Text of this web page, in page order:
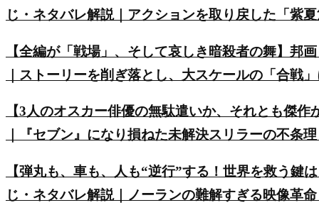
じ・ネタバレ解説｜アクションを取り戻した「紫
【全編が「戦場」、そして哀しき暗殺者の舞】邦
｜ストーリーを削ぎ落とし、大スケールの「合戦
【3人のオスカー俳優の無駄遣いか、それとも傑
｜『セブン』になり損ねた未解決スリラーの不条
【弾丸も、車も、人も“逆行”する！世界を救う
じ・ネタバレ解説｜ノーランの難解すぎる映像革